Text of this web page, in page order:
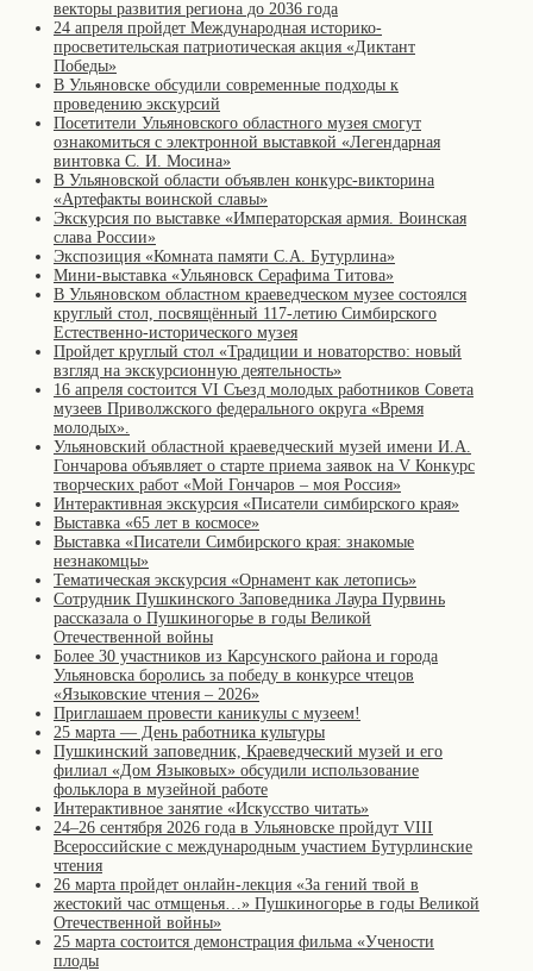
векторы развития региона до 2036 года
24 апреля пройдет Международная историко-
просветительская патриотическая акция «Диктант
Победы»
В Ульяновске обсудили современные подходы к
проведению экскурсий
Посетители Ульяновского областного музея смогут
ознакомиться с электронной выставкой «Легендарная
винтовка С. И. Мосина»
В Ульяновской области объявлен конкурс-викторина
«Артефакты воинской славы»
Экскурсия по выставке «Императорская армия. Воинская
слава России»
Экспозиция «Комната памяти С.А. Бутурлина»
Мини-выставка «Ульяновск Серафима Титова»
В Ульяновском областном краеведческом музее состоялся
круглый стол, посвящённый 117-летию Симбирского
Естественно-исторического музея
Пройдет круглый стол «Традиции и новаторство: новый
взгляд на экскурсионную деятельность»
16 апреля состоится VI Съезд молодых работников Совета
музеев Приволжского федерального округа «Время
молодых».
Ульяновский областной краеведческий музей имени И.А.
Гончарова объявляет о старте приема заявок на V Конкурс
творческих работ «Мой Гончаров – моя Россия»
Интерактивная экскурсия «Писатели симбирского края»
Выставка «65 лет в космосе»
Выставка «Писатели Симбирского края: знакомые
незнакомцы»
Тематическая экскурсия «Орнамент как летопись»
Сотрудник Пушкинского Заповедника Лаура Пурвинь
рассказала о Пушкиногорье в годы Великой
Отечественной войны
Более 30 участников из Карсунского района и города
Ульяновска боролись за победу в конкурсе чтецов
«Языковские чтения – 2026»
Приглашаем провести каникулы с музеем!
25 марта — День работника культуры
Пушкинский заповедник, Краеведческий музей и его
филиал «Дом Языковых» обсудили использование
фольклора в музейной работе
Интерактивное занятие «Искусство читать»
24–26 сентября 2026 года в Ульяновске пройдут VIII
Всероссийские с международным участием Бутурлинские
чтения
26 марта пройдет онлайн-лекция «За гений твой в
жестокий час отмщенья…» Пушкиногорье в годы Великой
Отечественной войны»
25 марта состоится демонстрация фильма «Учености
плоды